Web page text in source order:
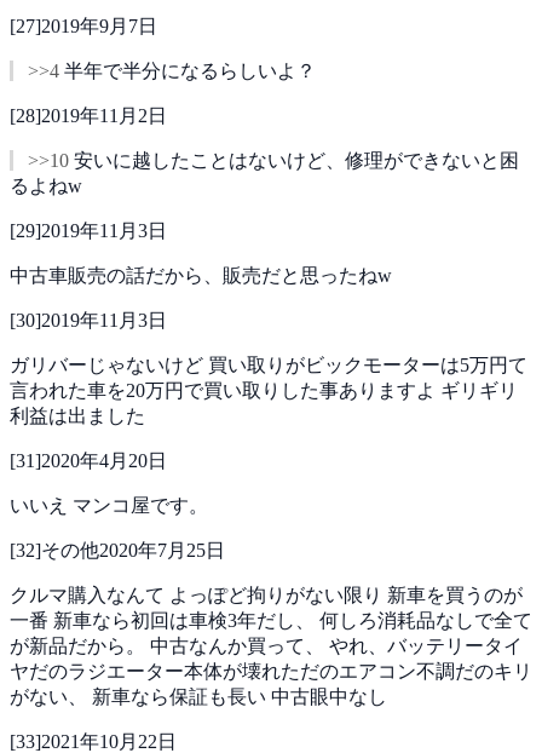
[27]2019年9月7日
>>4 半年で半分になるらしいよ？
[28]2019年11月2日
>>10 安いに越したことはないけど、修理ができないと困
るよねw
[29]2019年11月3日
中古車販売の話だから、販売だと思ったねw
[30]2019年11月3日
ガリバーじゃないけど 買い取りがビックモーターは5万円て
言われた車を20万円で買い取りした事ありますよ ギリギリ
利益は出ました
[31]2020年4月20日
いいえ マンコ屋です。
[32]その他2020年7月25日
クルマ購入なんて よっぽど拘りがない限り 新車を買うのが
一番 新車なら初回は車検3年だし、 何しろ消耗品なしで全て
が新品だから。 中古なんか買って、 やれ、バッテリータイ
ヤだのラジエーター本体が壊れただのエアコン不調だのキリ
がない、 新車なら保証も長い 中古眼中なし
[33]2021年10月22日